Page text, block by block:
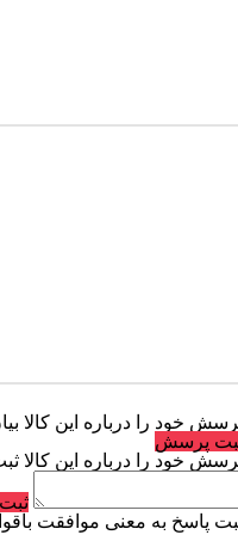
خود را درباره این کالا
پرسش
خود را درباره این کالا
پاسخ به معنی موافقت